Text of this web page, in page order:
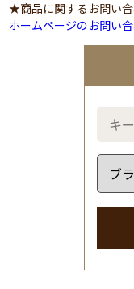
★商品に関するお問い合
ホームページのお問い